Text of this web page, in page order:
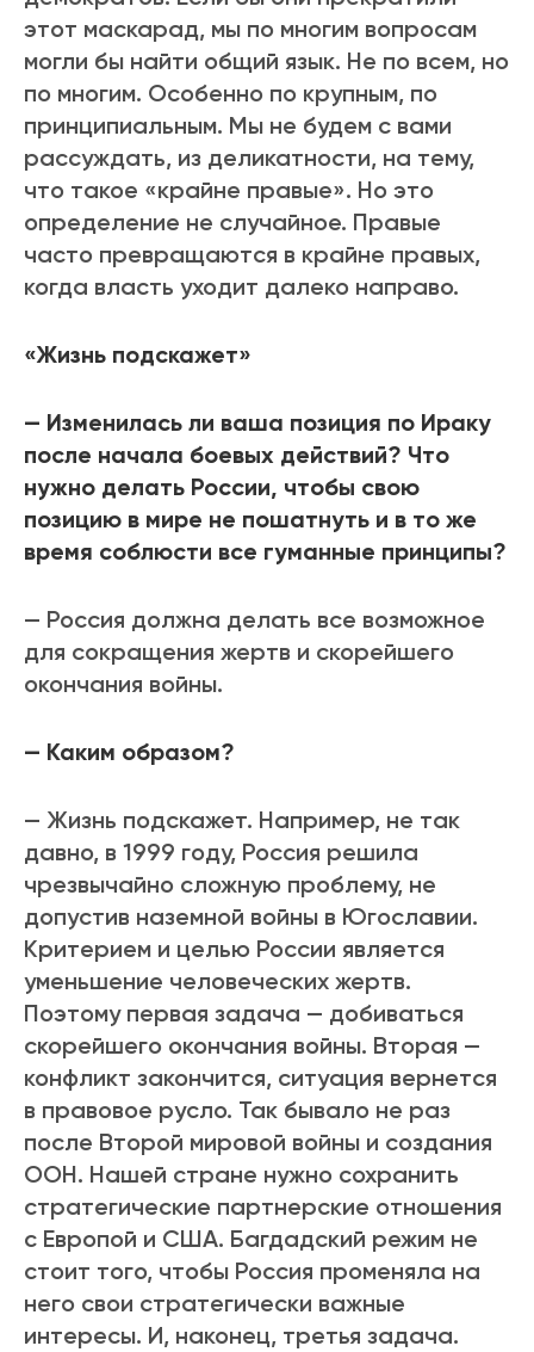
этот маскарад, мы по многим вопросам
могли бы найти общий язык. Не по всем, но
по многим. Особенно по крупным, по
принципиальным. Мы не будем с вами
рассуждать, из деликатности, на тему,
что такое «крайне правые». Но это
определение не случайное. Правые
часто превращаются в крайне правых,
когда власть уходит далеко направо.
«Жизнь подскажет»
— Изменилась ли ваша позиция по Ираку
после начала боевых действий? Что
нужно делать России, чтобы свою
позицию в мире не пошатнуть и в то же
время соблюсти все гуманные принципы?
— Россия должна делать все возможное
для сокращения жертв и скорейшего
окончания войны.
— Каким образом?
— Жизнь подскажет. Например, не так
давно, в 1999 году, Россия решила
чрезвычайно сложную проблему, не
допустив наземной войны в Югославии.
Критерием и целью России является
уменьшение человеческих жертв.
Поэтому первая задача — добиваться
скорейшего окончания войны. Вторая —
конфликт закончится, ситуация вернется
в правовое русло. Так бывало не раз
после Второй мировой войны и создания
ООН. Нашей стране нужно сохранить
стратегические партнерские отношения
с Европой и США. Багдадский режим не
стоит того, чтобы Россия променяла на
него свои стратегически важные
интересы. И, наконец, третья задача.